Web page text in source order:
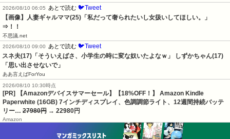
2026/08/10 06:05 あとで読む 🐦Tweet
【画像】人妻ギャルママ(25)「私だって奢られたいし女扱いしてほしい。」
⇒！！
不思議.net
2026/08/10 09:00 あとで読む 🐦Tweet
スネ夫(17)「そういえばさ、小学生の時に変な奴いたよなｗ」 しずかちゃん(17)
「思い出させないで」
ああ言えばForYou
2026/08/10 10:30時点
[PR] 【Amazonデバイスサマーセール】【18%OFF！】 Amazon Kindle
Paperwhite (16GB) 7インチディスプレイ、色調調節ライト、12週間持続バッテ
リー… 27980円 → 22980円
Amazon